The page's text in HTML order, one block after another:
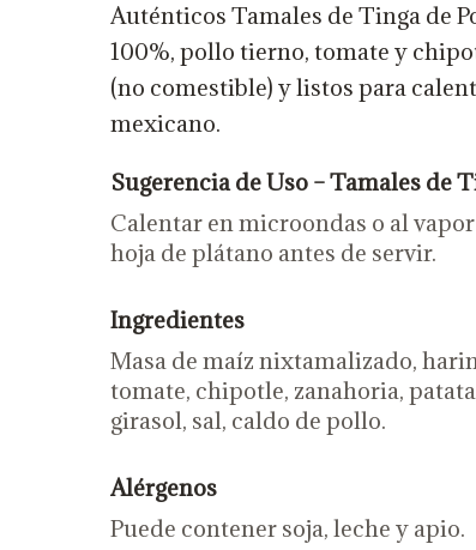
Auténticos Tamales de Tinga de
100%, pollo tierno, tomate y
(no comestible) y listos para
mexicano.
Sugerencia de Uso – Tamales de
Calentar en microondas o al
hoja de plátano antes de servir.
Ingredientes
Masa de maíz nixtamalizado,
tomate, chipotle, zanahoria,
girasol, sal, caldo de pollo.
Alérgenos
Puede contener soja, leche y apio.